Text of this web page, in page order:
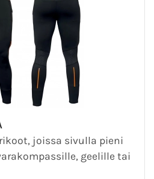
joissa sivulla pieni
geelille tai